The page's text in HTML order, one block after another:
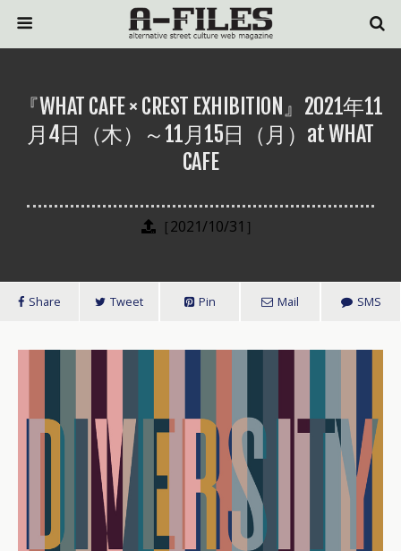
『WHAT CAFE × CREST EXHIBITION』2021年11
月4日（木）～11月15日（月）at WHAT
CAFE
［2021/10/31］
Share Tweet Pin Mail SMS